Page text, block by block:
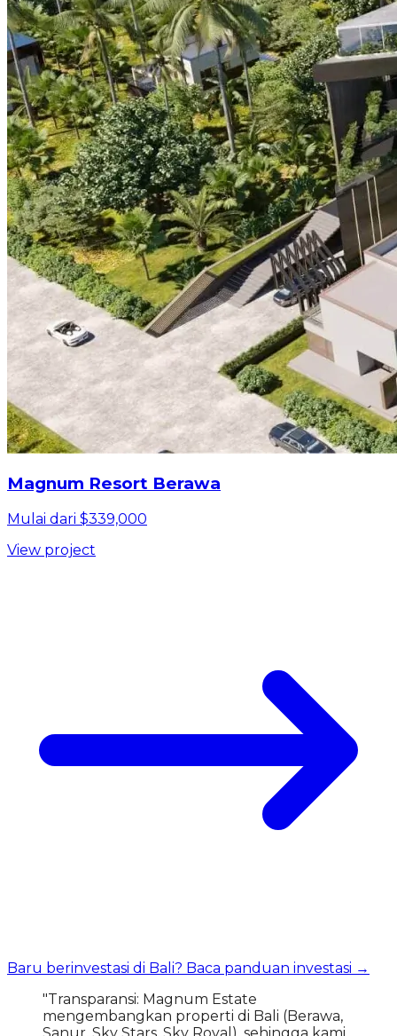
Magnum Resort Berawa
Mulai dari $339,000
View project
Baru berinvestasi di Bali? Baca panduan investasi →
"Transparansi: Magnum Estate
mengembangkan properti di Bali (Berawa,